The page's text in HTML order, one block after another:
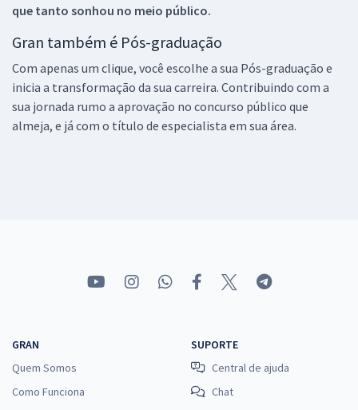
que tanto sonhou no meio público.
Gran também é Pós-graduação
Com apenas um clique, você escolhe a sua Pós-graduação e
inicia a transformação da sua carreira. Contribuindo com a
sua jornada rumo a aprovação no concurso público que
almeja, e já com o título de especialista em sua área.
GRAN
Quem Somos
Como Funciona
SUPORTE
Central de ajuda
Chat